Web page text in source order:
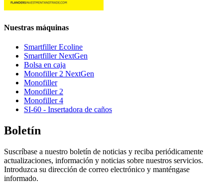
Nuestras máquinas
Smartfiller Ecoline
Smartfiller NextGen
Bolsa en caja
Monofiller 2 NextGen
Monofiller
Monofiller 2
Monofiller 4
SI-60 - Insertadora de caños
Boletín
Suscríbase a nuestro boletín de noticias y reciba periódicamente
actualizaciones, información y noticias sobre nuestros servicios.
Introduzca su dirección de correo electrónico y manténgase
informado.